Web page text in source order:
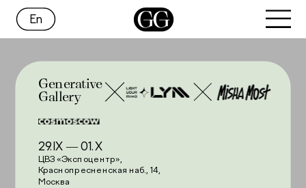
En
Generative
Gallery
29.IX — 01.X
ЦВЗ «‎Экспоцентр»,
Краснопресненская наб., 14,
Москва